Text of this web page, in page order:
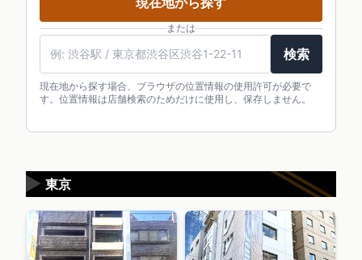
または
検索
現在地から探す場合、ブラウザの位置情報の使用許可が必要で
す。位置情報は店舗検索のためだけに使用し、保存しません。
東京
▶